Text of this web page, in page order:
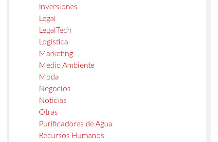
Inversiones
Legal
LegalTech
Logística
Marketing
Medio Ambiente
Moda
Negocios
Noticias
Otras
Purificadores de Agua
Recursos Humanos